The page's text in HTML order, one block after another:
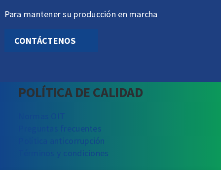
Para mantener su producción en marcha
CONTÁCTENOS
POLÍTICA DE CALIDAD
Normas OIT
Preguntas frecuentes
Política anticorrupción
Términos y condiciones